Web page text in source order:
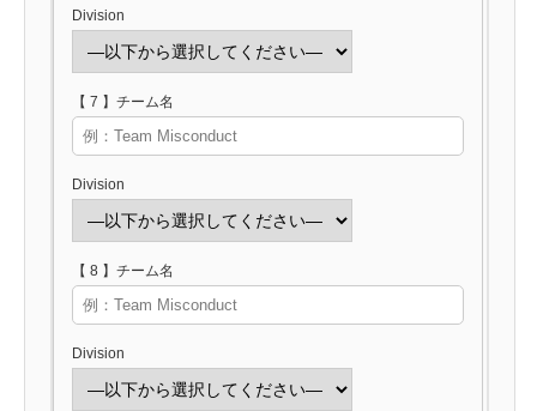
Division
【 7 】チーム名
Division
【 8 】チーム名
Division